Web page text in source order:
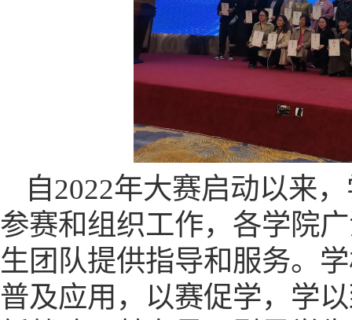
自2022年大赛启动以来
参赛和组织工作，各学院
生团队提供指导和服务。
普及应用，以赛促学，学